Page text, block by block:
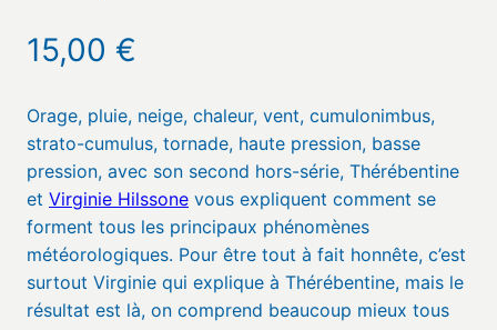
15,00 €
Orage, pluie, neige, chaleur, vent, cumulonimbus,
strato-cumulus, tornade, haute pression, basse
pression, avec son second hors-série, Thérébentine
et Virginie Hilssone vous expliquent comment se
forment tous les principaux phénomènes
météorologiques. Pour être tout à fait honnête, c’est
surtout Virginie qui explique à Thérébentine, mais le
résultat est là, on comprend beaucoup mieux tous